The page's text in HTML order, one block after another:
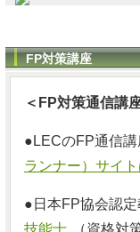
FP対策講座
＜FP対策通信講
●LECのFP通
ランナー）サイ
●日本FP協会認
技能士
（資格対